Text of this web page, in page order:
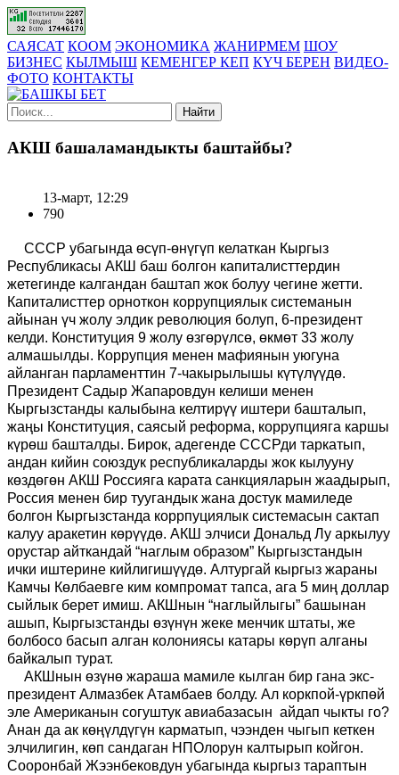
САЯСАТ КООМ ЭКОНОМИКА ЖАНИРМЕМ ШОУ
БИЗНЕС КЫЛМЫШ КЕМЕНГЕР КЕП КҮЧ БЕРЕН ВИДЕО-
ФОТО КОНТАКТЫ
Найти
АКШ башаламандыкты баштайбы?
13-март, 12:29
790
СССР убагында өсүп-өнүгүп келаткан Кыргыз
Республикасы АКШ баш болгон капиталисттердин
жетегинде калгандан баштап жок болуу чегине жетти.
Капиталисттер орноткон коррупциялык системанын
айынан үч жолу элдик революция болуп, 6-президент
келди. Конституция 9 жолу өзгөрүлсө, өкмөт 33 жолу
алмашылды. Коррупция менен мафиянын уюгуна
айланган парламенттин 7-чакырылышы күтүлүүдө.
Президент Садыр Жапаровдун келиши менен
Кыргызстанды калыбына келтирүү иштери башталып,
жаңы Конституция, саясый реформа, коррупцияга каршы
күрөш башталды. Бирок, адегенде СССРди таркатып,
андан кийин союздук республикаларды жок кылууну
көздөгөн АКШ Россияга карата санкцияларын жаадырып,
Россия менен бир туугандык жана достук мамиледе
болгон Кыргызстанда коррпуциялык системасын сактап
калуу аракетин көрүүдө. АКШ элчиси Дональд Лу аркылуу
орустар айткандай “наглым образом” Кыргызстандын
ички иштерине кийлигишүүдө. Алтургай кыргыз жараны
Камчы Көлбаевге ким компромат тапса, ага 5 миң доллар
сыйлык берет имиш. АКШнын “наглыйлыгы” башынан
ашып, Кыргызстанды өзүнүн жеке менчик штаты, же
болбосо басып алган колониясы катары көрүп алганы
байкалып турат.
АКШнын өзүнө жараша мамиле кылган бир гана экс-
президент Алмазбек Атамбаев болду. Ал коркпой-үркпөй
эле Американын согуштук авиабазасын айдап чыкты го?
Анан да ак көңүлдүгүн карматып, чээнден чыгып кеткен
элчилигин, көп сандаган НПОлорун калтырып койгон.
Сооронбай Жээнбековдун убагында кыргыз тараптын